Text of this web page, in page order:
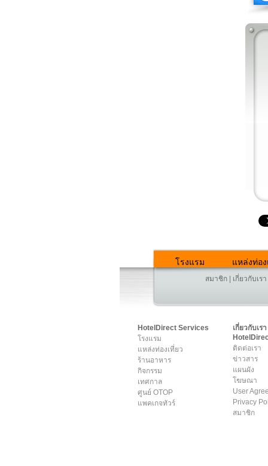
โรงแรม แหล่งท่อง
สมาชิก เกี่ยวกับเรา
HotelDirect Services
โรงแรม
แหล่งท่องเที่ยว
ร้านอาหาร
กิจกรรม
เทศกาล
ศูนย์ OTOP
แพคเกจทัวร์
เกี่ยวกับเรา
ติดต่อเรา
ข่าวสาร
แผนผัง
โฆษณา
User
Privacy
สมาชิก